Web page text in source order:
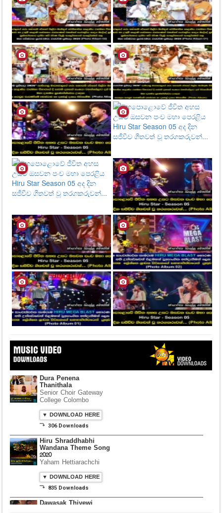
Dura Penena
Thanithala
Senior Choir Gateway
College Colombo
▼ DOWNLOAD HERE
⤵ 306 Downloads
Hiru Shraddhabhi
Wandana Theme Song
2020
Yaham Hettiarachchi
▼ DOWNLOAD HERE
⤵ 835 Downloads
Dawasak Thiyewi